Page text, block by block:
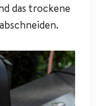
das trockene